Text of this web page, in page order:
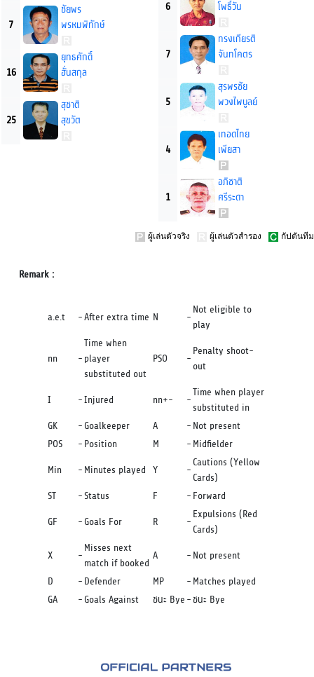
7
ชัยพร
พรหมพิทักษ์
16
ยุทธศักดิ์
ฮั่นสกุล
25
สุชาติ
สุขวัต
6
โพธิ์วัน
7
ทรงเกียรติ
จันทโคตร
5
สุรพรชัย
พวงไพบูลย์
4
เทอดไทย
เพียสา
1
อภิชาติ
ศรีระดา
ผู้เล่นตัวจริง ผู้เล่นตัวสำรอง กัปตันทีม
Remark :
a.e.t -After extra time N -
Not eligible to
play
nn -
Time when
player
substituted out
PSO -
Penalty shoot-
out
I -Injured nn+- -
Time when player
substituted in
GK
-Goalkeeper A -Not present
POS
-Position M -Midfielder
Min
-Minutes played Y -
Cautions (Yellow
Cards)
ST
-Status F -Forward
GF
-Goals For R -
Expulsions (Red
Cards)
X
-
Misses next
match if booked
A -Not present
D
-Defender MP -Matches played
GA
-Goals Against ชนะ Bye-ชนะ Bye